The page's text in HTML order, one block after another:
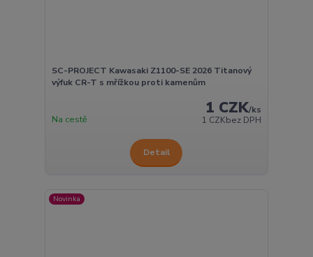
SC-PROJECT Kawasaki Z1100-SE 2026 Titanový
výfuk CR-T s mřížkou proti kamenům
1 CZK/ks
1 CZKbez DPH
Na cestě
Detail
Novinka